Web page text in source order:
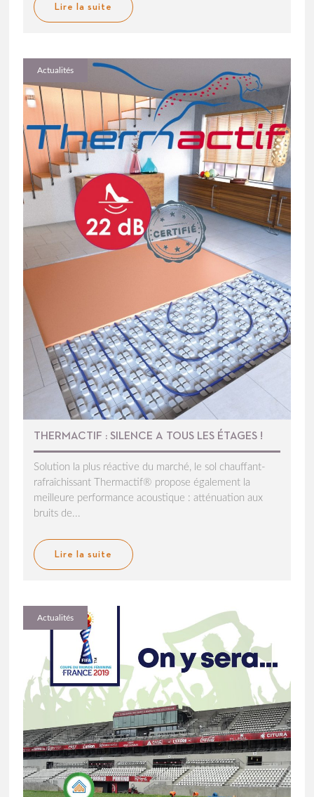
Lire la suite
Actualités
THERMACTIF : SILENCE A TOUS LES ÉTAGES !
Solution la plus réactive du marché, le sol chauffant-
rafraîchissant Thermactif® propose également la
meilleure performance acoustique : atténuation aux
bruits de...
Lire la suite
Actualités